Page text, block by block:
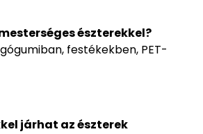
észterekkel?
festékekben, PET-
járhat az észterek